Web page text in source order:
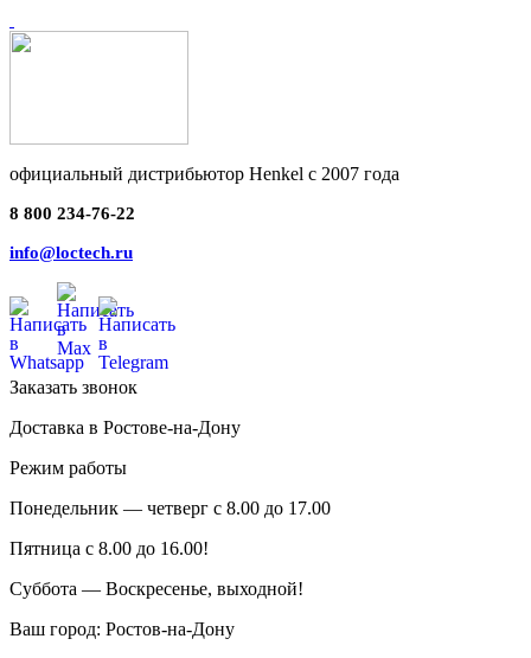
официальный дистрибьютор Henkel с 2007 года
8 800 234-76-22
info@loctech.ru
Заказать звонок
Доставка в Ростове-на-Дону
Режим работы
Понедельник — четверг с 8.00 до 17.00
Пятница с 8.00 до 16.00!
Суббота — Воскресенье, выходной!
Ваш город: Ростов-на-Дону